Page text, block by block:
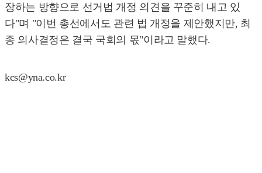
장하는 방향으로 선거법 개정 의견을 꾸준히 내고 있
다"며 "이번 총선에서도 관련 법 개정을 제안했지만, 최
종 의사결정은 결국 국회의 몫"이라고 말했다.
kcs@yna.co.kr